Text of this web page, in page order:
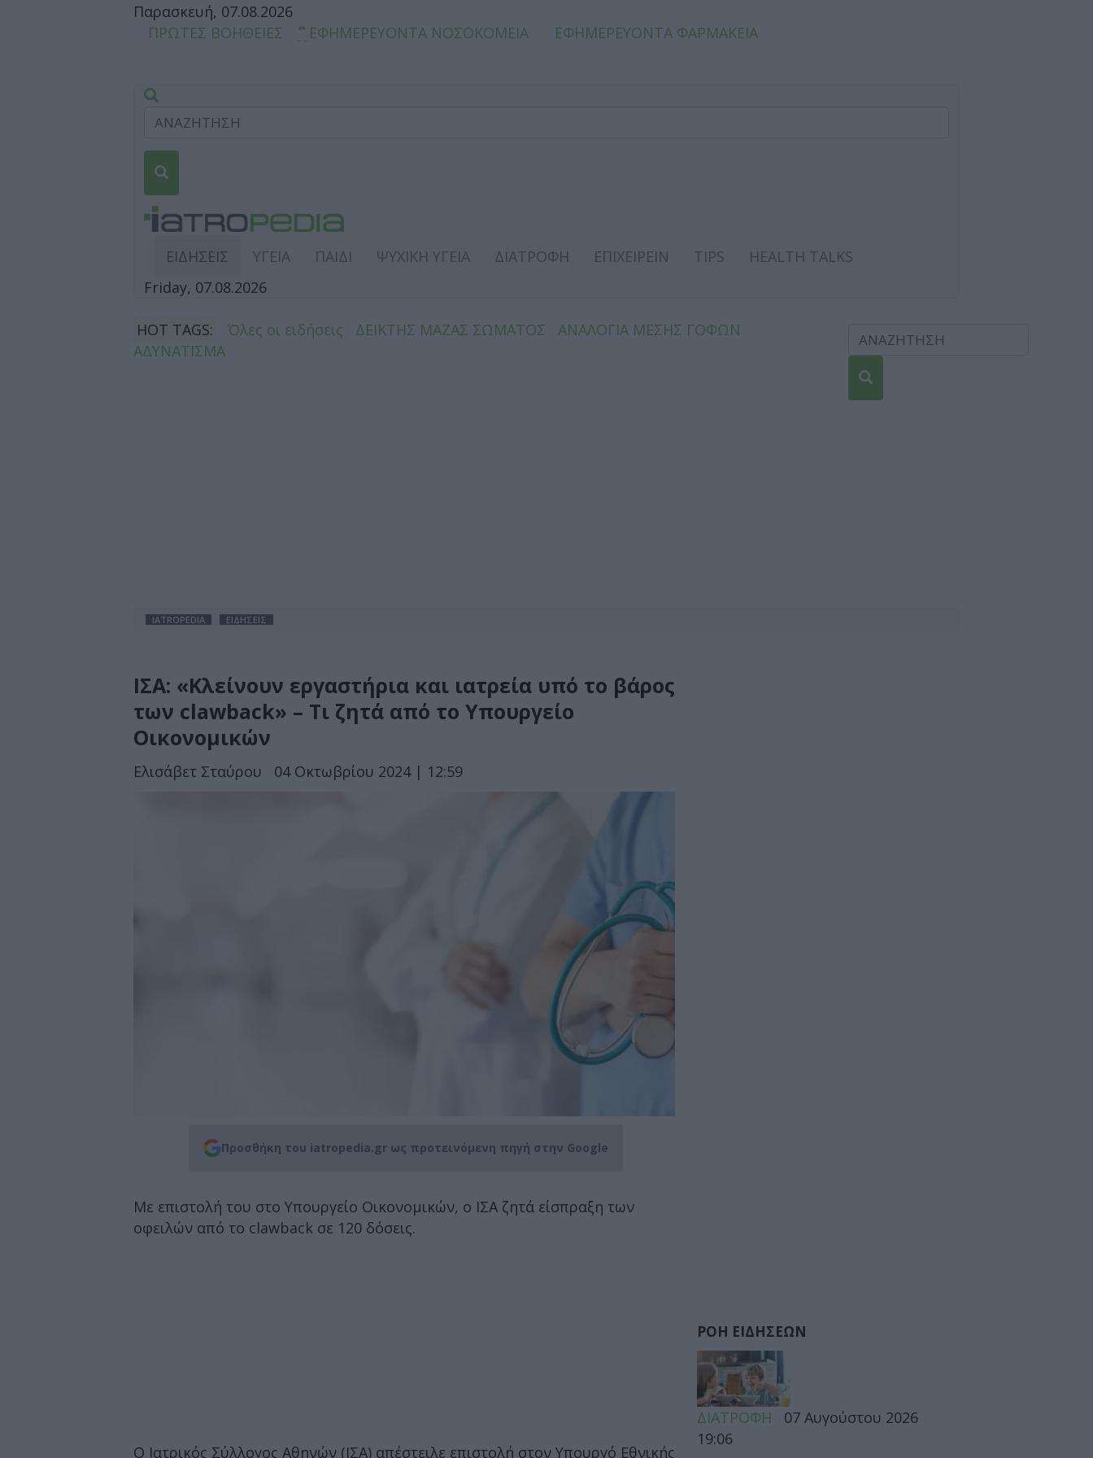
Παρασκευή, 07.08.2026
ΠΡΩΤΕΣ ΒΟΗΘΕΙΕΣ
ΕΦΗΜΕΡΕΥΟΝΤΑ ΝΟΣΟΚΟΜΕΙΑ ΕΦΗΜΕΡΕΥΟΝΤΑ ΦΑΡΜΑΚΕΙΑ
ΕΙΔΗΣΕΙΣ ΥΓΕΙΑ ΠΑΙΔΙ ΨΥΧΙΚΗ ΥΓΕΙΑ ΔΙΑΤΡΟΦΗ ΕΠΙΧΕΙΡΕΙΝ TIPS
HEALTH TALKS
Friday, 07.08.2026
HOT TAGS: Όλες οι ειδήσεις ΔΕΙΚΤΗΣ ΜΑΖΑΣ ΣΩΜΑΤΟΣ
ΑΝΑΛΟΓΙΑ ΜΕΣΗΣ ΓΟΦΩΝ
ΑΔΥΝΑΤΙΣΜΑ
IATROPEDIA ΕΙΔΗΣΕΙΣ
ΙΣΑ: «Κλείνουν εργαστήρια και ιατρεία υπό το βάρος
των clawback» – Τι ζητά από το Υπουργείο
Οικονομικών
Ελισάβετ Σταύρου 04 Οκτωβρίου 2024 | 12:59
Προσθήκη του iatropedia.gr ως προτεινόμενη πηγή στην Google
Με επιστολή του στο Υπουργείο Οικονομικών, ο ΙΣΑ ζητά είσπραξη των
οφειλών από το clawback σε 120 δόσεις.
Ο Ιατρικός Σύλλογος Αθηνών (ΙΣΑ) απέστειλε επιστολή στον Υπουργό Εθνικής
ΡΟΗ ΕΙΔΗΣΕΩΝ
ΔΙΑΤΡΟΦΗ
07 Αυγούστου 2026
19:06